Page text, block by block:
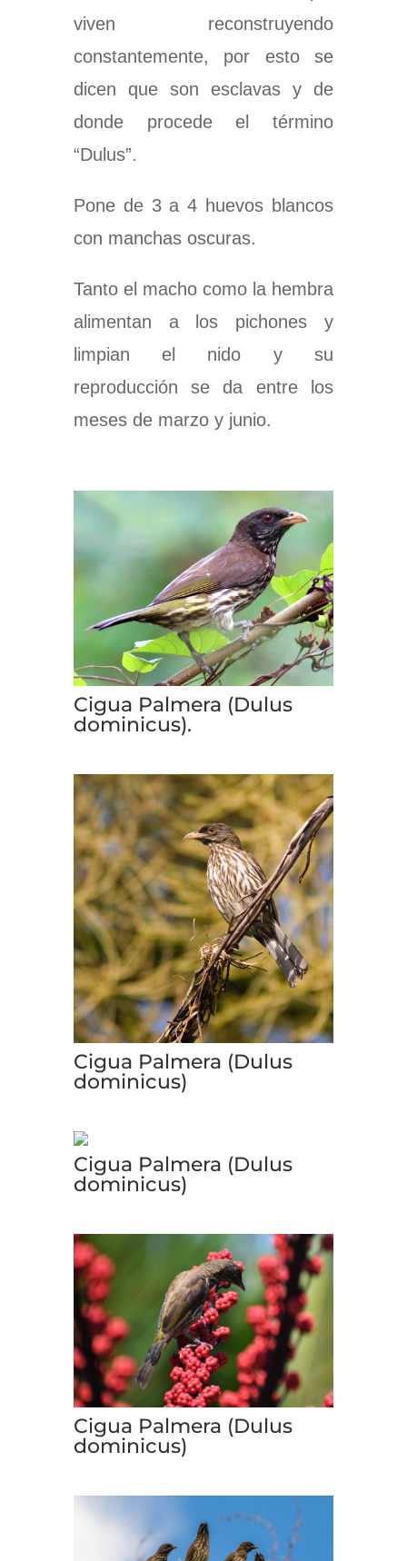
viven reconstruyendo
constantemente, por esto se
dicen que son esclavas y de
donde procede el término
“Dulus”.
Pone de 3 a 4 huevos blancos
con manchas oscuras.
Tanto el macho como la hembra
alimentan a los pichones y
limpian el nido y su
reproducción se da entre los
meses de marzo y junio.
Cigua Palmera (Dulus
dominicus).
Cigua Palmera (Dulus
dominicus)
Cigua Palmera (Dulus
dominicus)
Cigua Palmera (Dulus
dominicus)